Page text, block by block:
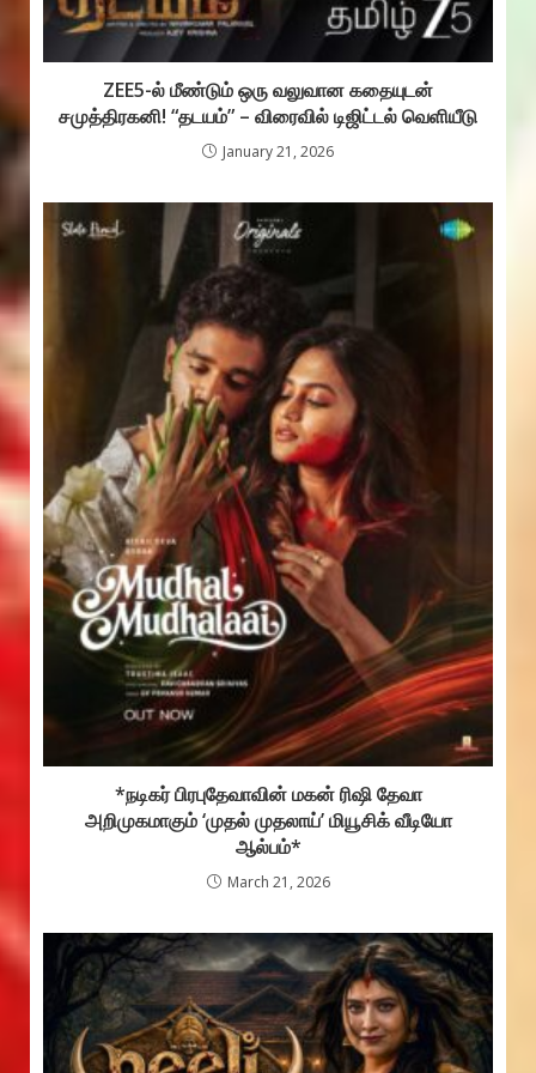
ZEE5-ல் மீண்டும் ஒரு வலுவான கதையுடன்
சமுத்திரகனி! “தடயம்” – விரைவில் டிஜிட்டல் வெளியீடு
January 21, 2026
*நடிகர் பிரபுதேவாவின் மகன் ரிஷி தேவா
அறிமுகமாகும் ‘முதல் முதலாய்’ மியூசிக் வீடியோ
ஆல்பம்*
March 21, 2026